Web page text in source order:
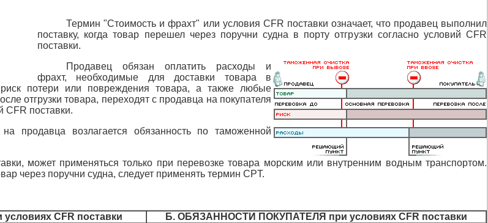
Термин "Стоимость и фрахт" или условия CFR поставки означает, что продавец выполнил
поставку, когда товар перешел через поручни судна в порту отгрузки согласно условий CFR
поставки.
Продавец обязан оплатить расходы и
фрахт, необходимые для доставки товара в
потери или повреждения товара, а также любые
отгрузки товара, переходят с продавца на покупателя
CFR поставки.
продавца возлагается обязанность по таможенной
может применяться только при перевозке товара морским или внутренним водным транспортом.
через поручни судна, следует применять термин CPT.
CFR поставки
Б. ОБЯЗАННОСТИ ПОКУПАТЕЛЯ при условиях CFR поставки